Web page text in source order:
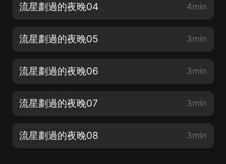
流星劃過的夜晚04 4min
流星劃過的夜晚05 3min
流星劃過的夜晚06 3min
流星劃過的夜晚07 3min
流星劃過的夜晚08 3min